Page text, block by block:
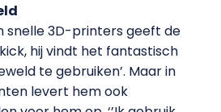
snelle 3D-printers geeft de
hij vindt het fantastisch
te gebruiken’. Maar in
levert hem ook